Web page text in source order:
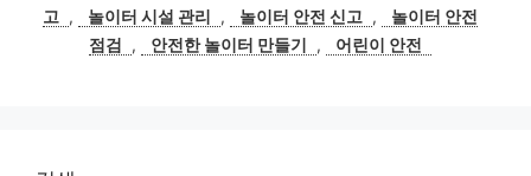
고
, 놀이터 시설 관리 , 놀이터 안전 신고 ,
놀이터 안전
점검
, 안전한 놀이터 만들기 , 어린이 안전